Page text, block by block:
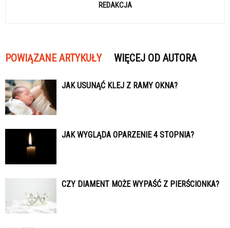
REDAKCJA
POWIĄZANE ARTYKUŁY WIĘCEJ OD AUTORA
JAK USUNĄĆ KLEJ Z RAMY OKNA?
JAK WYGLĄDA OPARZENIE 4 STOPNIA?
CZY DIAMENT MOŻE WYPAŚĆ Z PIERŚCIONKA?